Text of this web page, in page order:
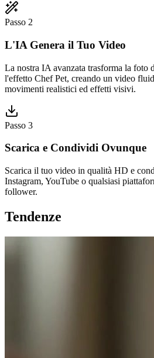
Passo 2
L'IA Genera il Tuo Video
La nostra IA avanzata trasforma la foto
l'effetto Chef Pet, creando un video
movimenti realistici ed effetti visivi.
Passo 3
Scarica e Condividi Ovunque
Scarica il tuo video in qualità HD e
Instagram, YouTube o qualsiasi
follower.
Tendenze